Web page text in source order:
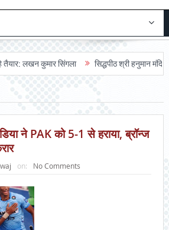
कुमार सिंगला सिद्धपीठ श्री हनुमान मंदिर का
ने PAK को 5-1 से हराया, ब्रॉन्ज
on: No Comments